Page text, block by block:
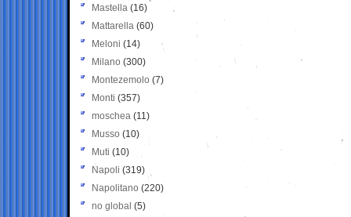
Mastella (16)
Mattarella (60)
Meloni (14)
Milano (300)
Montezemolo (7)
Monti (357)
moschea (11)
Musso (10)
Muti (10)
Napoli (319)
Napolitano (220)
no global (5)